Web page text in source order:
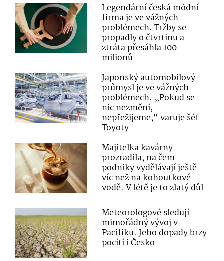
Legendární česká módní
firma je ve vážných
problémech. Tržby se
propadly o čtvrtinu a
ztráta přesáhla 100
milionů
Japonský automobilový
průmysl je ve vážných
problémech. „Pokud se
nic nezmění,
nepřežijeme,“ varuje šéf
Toyoty
Majitelka kavárny
prozradila, na čem
podniky vydělávají ještě
víc než na kohoutkové
vodě. V létě je to zlatý důl
Meteorologové sledují
mimořádný vývoj v
Pacifiku. Jeho dopady brzy
pocítí i Česko